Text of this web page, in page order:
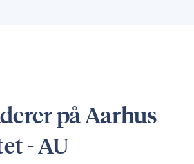
på Aarhus
- AU